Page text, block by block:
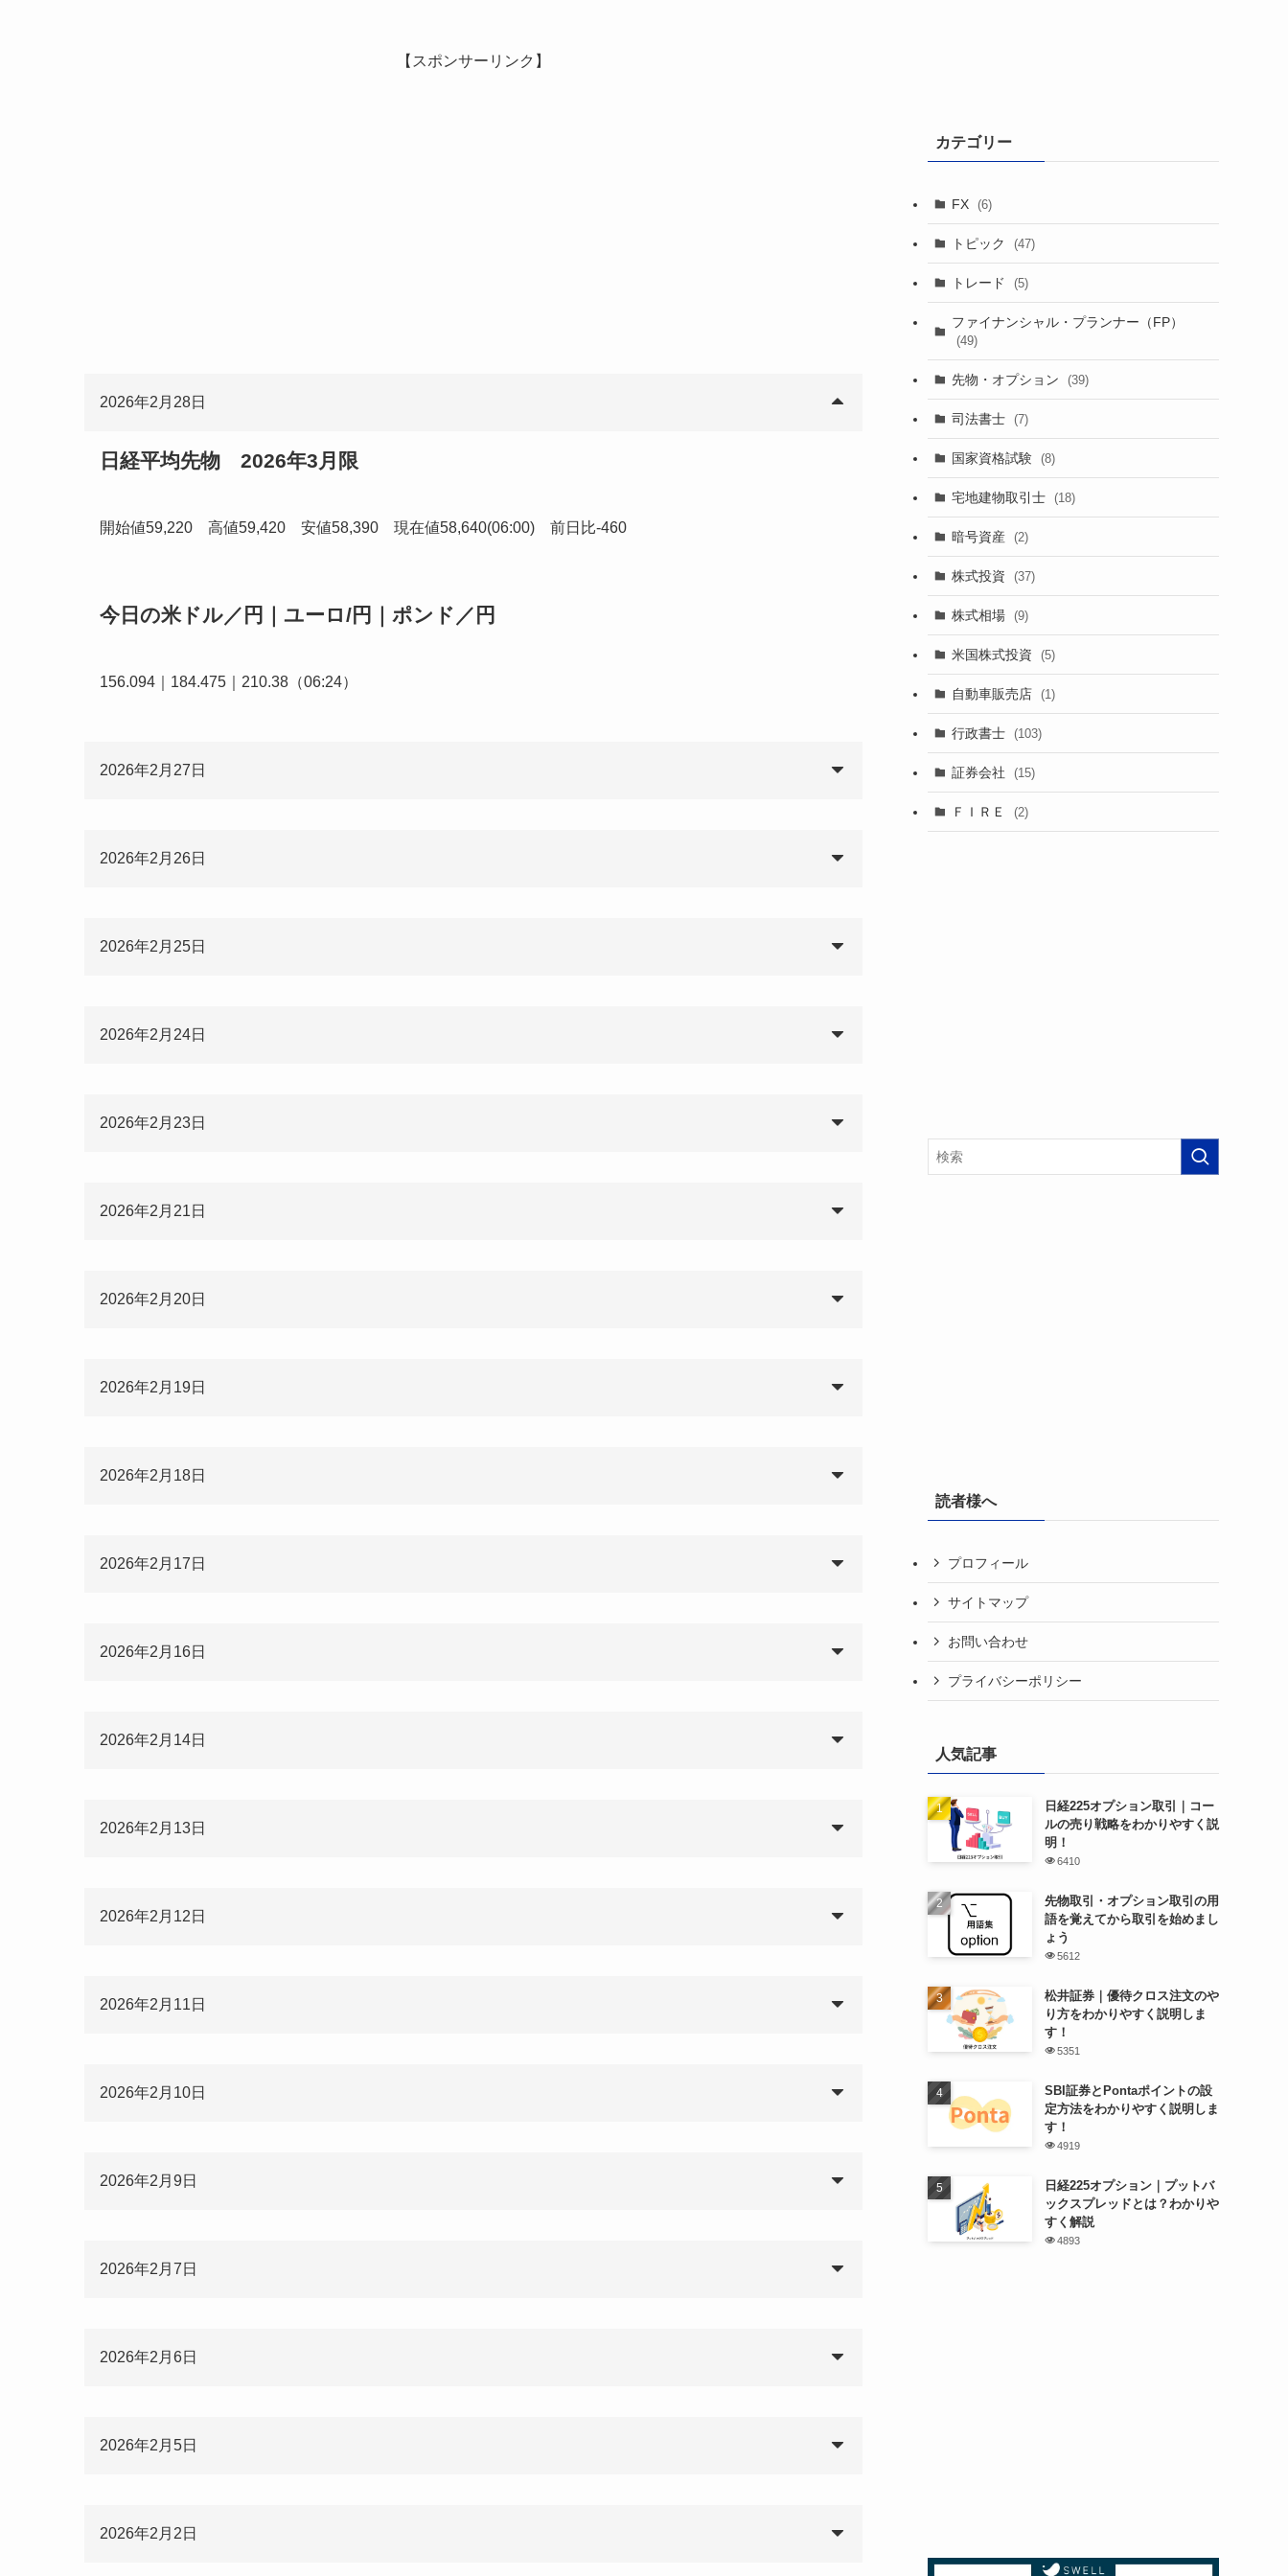
【スポンサーリンク】
2026年2月28日
日経平均先物 2026年3月限
開始値59,220 高値59,420 安値58,390 現在値58,640(06:00) 前日比-460
今日の米ドル／円｜ユーロ/円｜ポンド／円
156.094｜184.475｜210.38（06:24）
2026年2月27日
2026年2月26日
2026年2月25日
2026年2月24日
2026年2月23日
2026年2月21日
2026年2月20日
2026年2月19日
2026年2月18日
2026年2月17日
2026年2月16日
2026年2月14日
2026年2月13日
2026年2月12日
2026年2月11日
2026年2月10日
2026年2月9日
2026年2月7日
2026年2月6日
2026年2月5日
2026年2月2日
カテゴリー
FX (6)
トピック (47)
トレード (5)
ファイナンシャル・プランナー（FP）
(49)
先物・オプション (39)
司法書士 (7)
国家資格試験 (8)
宅地建物取引士 (18)
暗号資産 (2)
株式投資 (37)
株式相場 (9)
米国株式投資 (5)
自動車販売店 (1)
行政書士 (103)
証券会社 (15)
ＦＩＲＥ (2)
読者様へ
プロフィール
サイトマップ
お問い合わせ
プライバシーポリシー
人気記事
日経225オプション取引｜コー
ルの売り戦略をわかりやすく説
明！
6410
先物取引・オプション取引の用
語を覚えてから取引を始めまし
ょう
5612
松井証券｜優待クロス注文のや
り方をわかりやすく説明しま
す！
5351
SBI証券とPontaポイントの設
定方法をわかりやすく説明しま
す！
4919
日経225オプション｜プットバ
ックスプレッドとは？わかりや
すく解説
4893